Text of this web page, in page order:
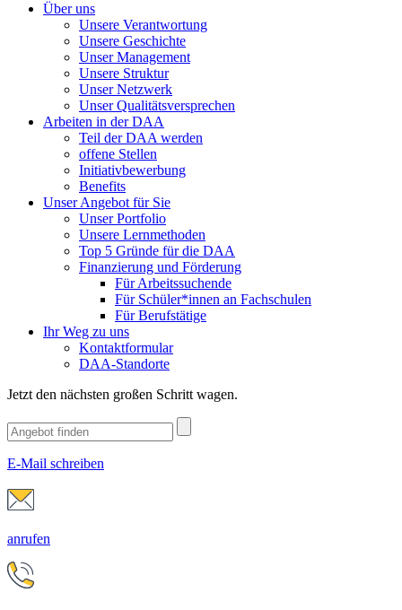
Über uns
Unsere Verantwortung
Unsere Geschichte
Unser Management
Unsere Struktur
Unser Netzwerk
Unser Qualitätsversprechen
Arbeiten in der DAA
Teil der DAA werden
offene Stellen
Initiativbewerbung
Benefits
Unser Angebot für Sie
Unser Portfolio
Unsere Lernmethoden
Top 5 Gründe für die DAA
Finanzierung und Förderung
Für Arbeitssuchende
Für Schüler*innen an Fachschulen
Für Berufstätige
Ihr Weg zu uns
Kontaktformular
DAA-Standorte
Jetzt den nächsten großen Schritt wagen.
E-Mail schreiben
anrufen